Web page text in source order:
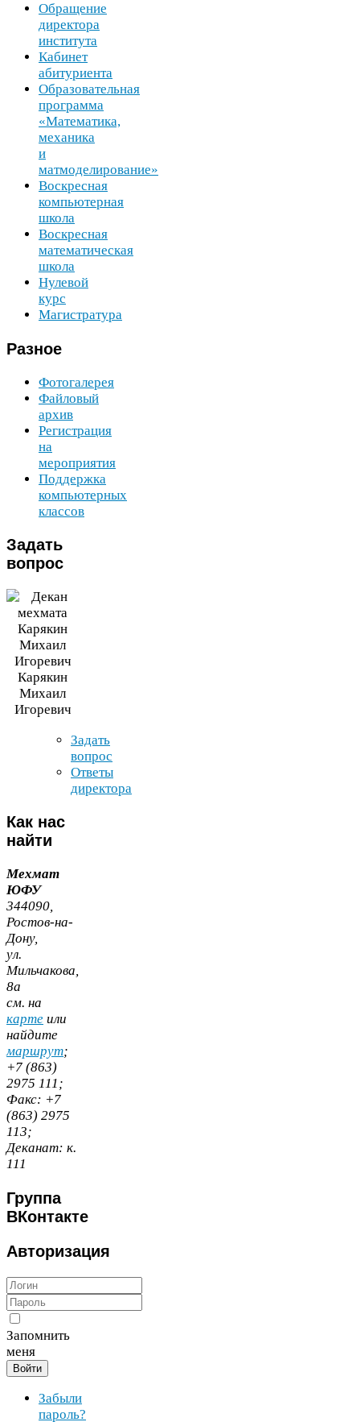
Обращение
директора
института
Кабинет
абитуриента
Образовательная
программа
«Математика,
механика
и
матмоделирование»
Воскресная
компьютерная
школа
Воскресная
математическая
школа
Нулевой
курс
Магистратура
Разное
Фотогалерея
Файловый
архив
Регистрация
на
мероприятия
Поддержка
компьютерных
классов
Задать
вопрос
Карякин
Михаил
Игоревич
Задать
вопрос
Ответы
директора
Как нас
найти
Мехмат
ЮФУ
344090,
Ростов-​на-​
Дону,
ул.
Мильчакова,
8а
cм. на
карте или
найдите
маршрут;
+7 (863)
2975 111;
Факс: +7
(863) 2975
113;
Деканат: к.
111
Группа
ВКонтакте
Авторизация
Запомнить
меня
Войти
Забыли
пароль?